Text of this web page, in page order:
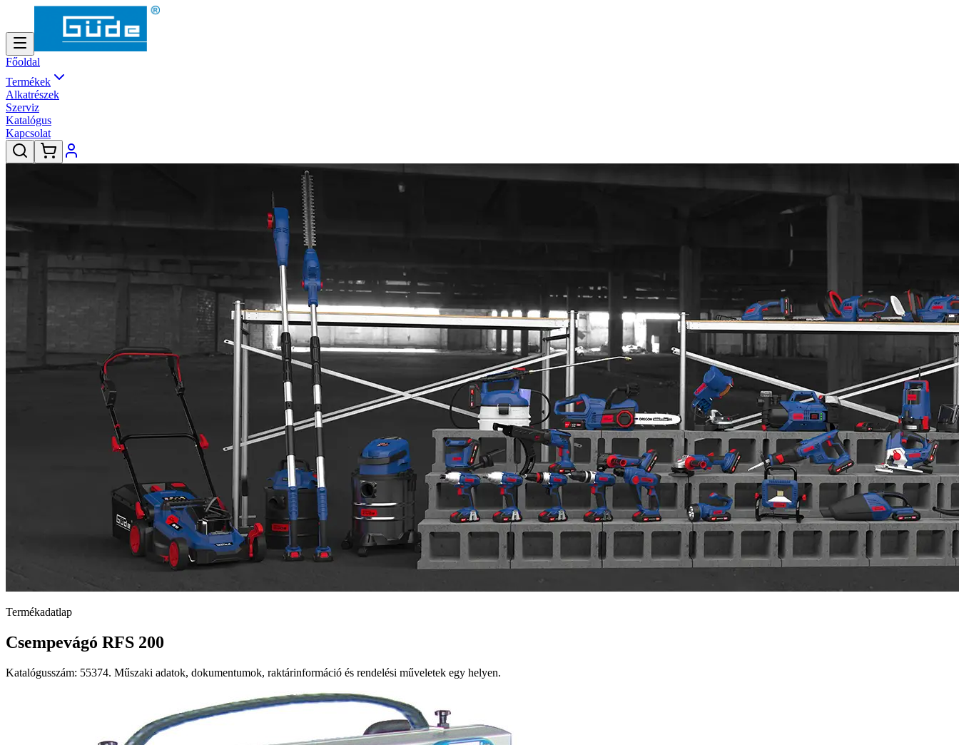
Főoldal
Termékek
Alkatrészek
Szerviz
Katalógus
Kapcsolat
Termékadatlap
Csempevágó RFS 200
Katalógusszám: 55374. Műszaki adatok, dokumentumok, raktárinformáció és rendelési műveletek egy helyen.